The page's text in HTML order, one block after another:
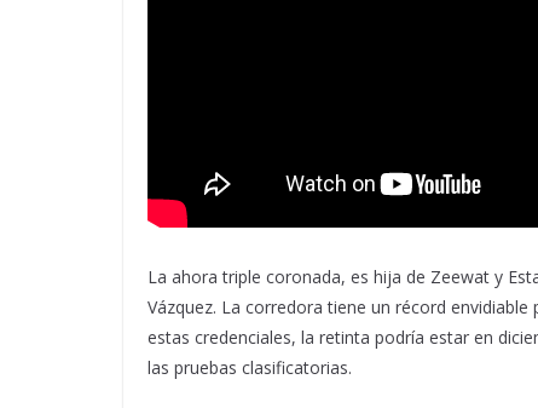
La ahora triple coronada, es hija de Zeewat y
Vázquez. La corredora tiene un récord
estas credenciales, la retinta podría estar en
las pruebas clasificatorias.